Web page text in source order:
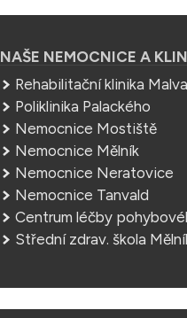
NAŠE NEMOCNICE A
Rehabilitační klinika
Poliklinika Palackého
Nemocnice Mostiště
Nemocnice Mělník
Nemocnice Neratovice
Nemocnice Tanvald
Centrum léčby
Střední zdrav. škola